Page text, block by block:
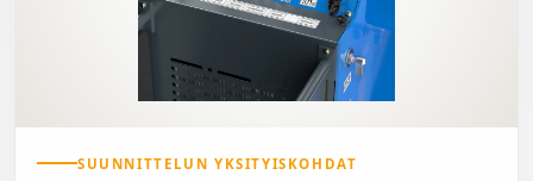
SUUNNITTELUN YKSITYISKOHDAT